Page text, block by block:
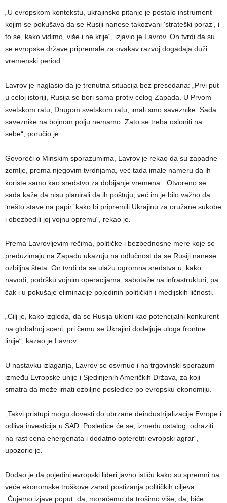
„U evropskom kontekstu, ukrajinsko pitanje je postalo instrument
kojim se pokušava da se Rusiji nanese takozvani ‘strateški poraz’, i
to se, kako vidimo, više i ne krije“, izjavio je Lavrov. On tvrdi da su
se evropske države pripremale za ovakav razvoj događaja duži
vremenski period.
Lavrov je naglasio da je trenutna situacija bez presedana: „Prvi put
u celoj istoriji, Rusija se bori sama protiv celog Zapada. U Prvom
svetskom ratu, Drugom svetskom ratu, imali smo saveznike. Sada
saveznike na bojnom polju nemamo. Zato se treba osloniti na
sebe“, poručio je.
Govoreći o Minskim sporazumima, Lavrov je rekao da su zapadne
zemlje, prema njegovim tvrdnjama, već tada imale nameru da ih
koriste samo kao sredstvo za dobijanje vremena. „Otvoreno se
sada kaže da nisu planirali da ih poštuju, već im je bilo važno da
‘nešto stave na papir’ kako bi pripremili Ukrajinu za oružane sukobe
i obezbedili joj vojnu opremu“, rekao je.
Prema Lavrovljevim rečima, političke i bezbednosne mere koje se
preduzimaju na Zapadu ukazuju na odlučnost da se Rusiji nanese
ozbiljna šteta. On tvrdi da se ulažu ogromna sredstva u, kako
navodi, podršku vojnim operacijama, sabotaže na infrastrukturi, pa
čak i u pokušaje eliminacije pojedinih političkih i medijskih ličnosti.
„Cilj je, kako izgleda, da se Rusija ukloni kao potencijalni konkurent
na globalnoj sceni, pri čemu se Ukrajini dodeljuje uloga frontne
linije“, kazao je Lavrov.
U nastavku izlaganja, Lavrov se osvrnuo i na trgovinski sporazum
između Evropske unije i Sjedinjenih Američkih Država, za koji
smatra da može imati ozbiljne posledice po evropsku ekonomiju.
„Takvi pristupi mogu dovesti do ubrzane deindustrijalizacije Evrope i
odliva investicija u SAD. Posledice će se, između ostalog, odraziti
na rast cena energenata i dodatno opteretiti evropski agrar“,
upozorio je.
Dodao je da pojedini evropski lideri javno ističu kako su spremni na
veće ekonomske troškove zarad postizanja političkih ciljeva.
„Čujemo izjave poput: da, moraćemo da trošimo više, da, biće